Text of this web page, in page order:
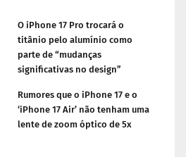
O iPhone 17 Pro trocará o
titânio pelo alumínio como
parte de “mudanças
significativas no design”
Rumores que o iPhone 17 e o
‘iPhone 17 Air’ não tenham uma
lente de zoom óptico de 5x